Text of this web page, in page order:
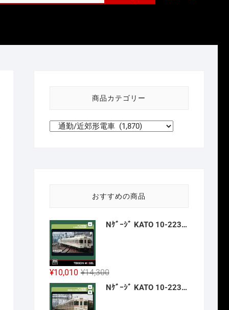
り
商品カテゴリー
おすすめの商品
Nｹﾞｰｼﾞ KATO 10-2236 京王帝都電鉄5100系(冷房改造車) 3両増結ｾｯﾄ 新製品 2026年12月予定
¥14,300元
の
¥10,010
現
在
Nｹﾞｰｼﾞ KATO 10-2237 京王帝都電鉄5000系+5100系(冷房増備車) 7両ｾｯﾄ 【特別企画品】 新製品 2026年12月予定